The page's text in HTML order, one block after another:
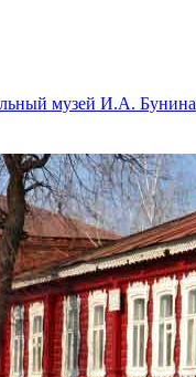
музей И.А. Бунина